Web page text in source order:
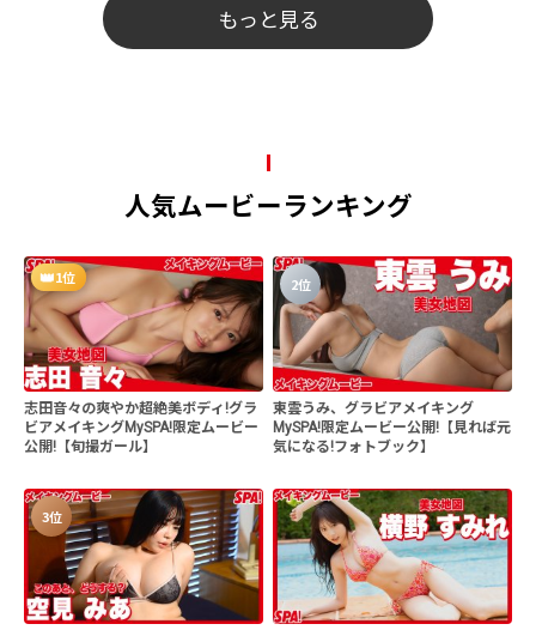
もっと見る
人気ムービーランキング
1位
志田音々の爽やか超絶美ボディ!グラ
ビアメイキングMySPA!限定ムービー
公開!【旬撮ガール】
2位
東雲うみ、グラビアメイキング
MySPA!限定ムービー公開!【見れば元
気になる!フォトブック】
3位